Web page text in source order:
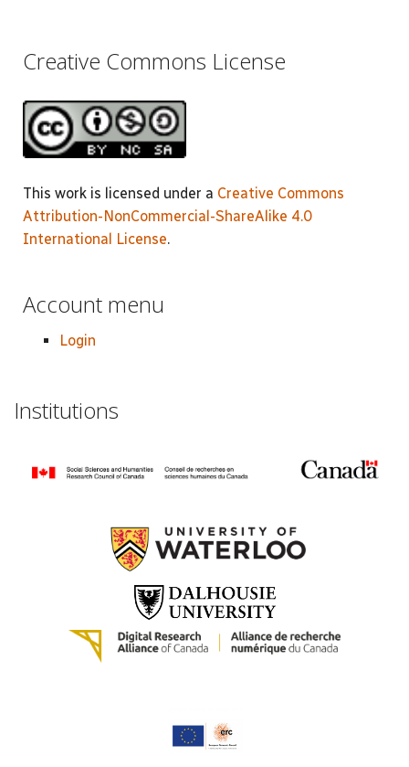
Creative Commons License
This work is licensed under a Creative Commons
Attribution-NonCommercial-ShareAlike 4.0
International License.
Account menu
Login
Institutions